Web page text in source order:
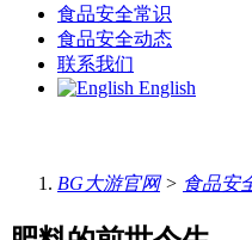
食品安全常识
食品安全动态
联系我们
English
BG大游官网> 食品安